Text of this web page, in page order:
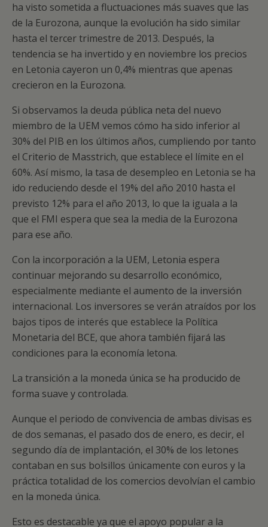
ha visto sometida a fluctuaciones más suaves que las
de la Eurozona, aunque la evolución ha sido similar
hasta el tercer trimestre de 2013. Después, la
tendencia se ha invertido y en noviembre los precios
en Letonia cayeron un 0,4% mientras que apenas
crecieron en la Eurozona.
Si observamos la deuda pública neta del nuevo
miembro de la UEM vemos cómo ha sido inferior al
30% del PIB en los últimos años, cumpliendo por tanto
el Criterio de Masstrich, que establece el límite en el
60%. Así mismo, la tasa de desempleo en Letonia se ha
ido reduciendo desde el 19% del año 2010 hasta el
previsto 12% para el año 2013, lo que la iguala a la
que el FMI espera que sea la media de la Eurozona
para ese año.
Con la incorporación a la UEM, Letonia espera
continuar mejorando su desarrollo económico,
especialmente mediante el aumento de la inversión
internacional. Los inversores se verán atraídos por los
bajos tipos de interés que establece la Política
Monetaria del BCE, que ahora también fijará las
condiciones para la economía letona.
La transición a la moneda única se ha producido de
forma suave y controlada.
Aunque el periodo de convivencia de ambas divisas es
de dos semanas, el pasado dos de enero, es decir, el
segundo día de implantación, el 30% de los letones
contaban en sus bolsillos únicamente con euros y la
práctica totalidad de los comercios devolvían el cambio
en la moneda única.
Esto es destacable ya que el apoyo popular a la